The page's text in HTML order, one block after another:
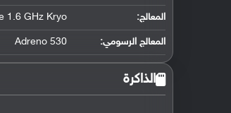
المعالج:
1.6 GHz Kryo
المعالج الرسومي:
Adreno 530
الذاكرة